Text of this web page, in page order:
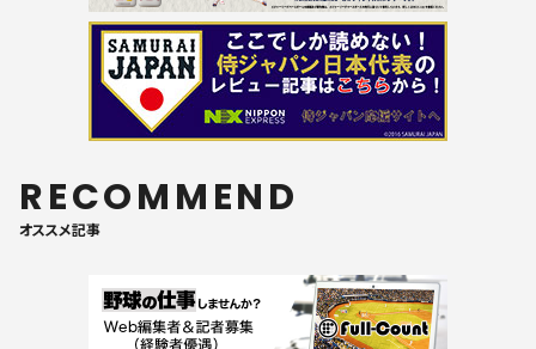
RECOMMEND
オススメ記事